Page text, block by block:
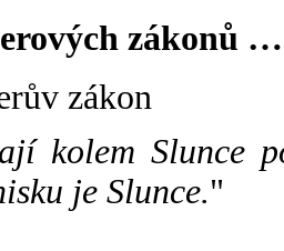
zákonů …
zákon
kolem Slunce
je Slunce."